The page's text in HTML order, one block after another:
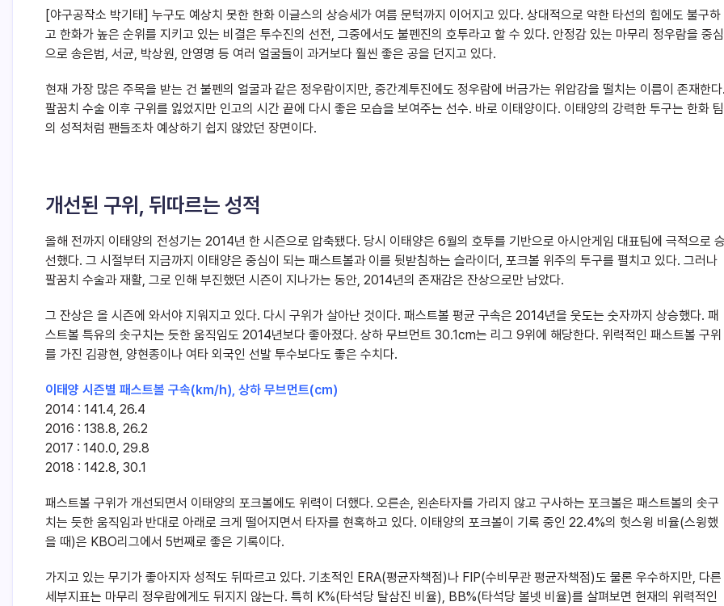
[야구공작소 박기태] 누구도 예상치 못한 한화 이글스의 상승세가 여름 문턱까지 이어지고 있다. 상대적으로 약한 타선의 힘에도 불구하
고 한화가 높은 순위를 지키고 있는 비결은 투수진의 선전, 그중에서도 불펜진의 호투라고 할 수 있다. 안정감 있는 마무리 정우람을 중심
으로 송은범, 서균, 박상원, 안영명 등 여러 얼굴들이 과거보다 훨씬 좋은 공을 던지고 있다.
현재 가장 많은 주목을 받는 건 불펜의 얼굴과 같은 정우람이지만, 중간계투진에도 정우람에 버금가는 위압감을 떨치는 이름이 존재한
팔꿈치 수술 이후 구위를 잃었지만 인고의 시간 끝에 다시 좋은 모습을 보여주는 선수. 바로 이태양이다. 이태양의 강력한 투구는 한화 팀
의 성적처럼 팬들조차 예상하기 쉽지 않았던 장면이다.
개선된 구위, 뒤따르는 성적
올해 전까지 이태양의 전성기는 2014년 한 시즌으로 압축됐다. 당시 이태양은 6월의 호투를 기반으로 아시안게임 대표팀에 극적으로
선했다. 그 시절부터 지금까지 이태양은 중심이 되는 패스트볼과 이를 뒷받침하는 슬라이더, 포크볼 위주의 투구를 펼치고 있다. 그러나
팔꿈치 수술과 재활, 그로 인해 부진했던 시즌이 지나가는 동안, 2014년의 존재감은 잔상으로만 남았다.
그 잔상은 올 시즌에 와서야 지워지고 있다. 다시 구위가 살아난 것이다. 패스트볼 평균 구속은 2014년을 웃도는 숫자까지 상승했다. 패
스트볼 특유의 솟구치는 듯한 움직임도 2014년보다 좋아졌다. 상하 무브먼트 30.1cm는 리그 9위에 해당한다. 위력적인 패스트볼 구위
를 가진 김광현, 양현종이나 여타 외국인 선발 투수보다도 좋은 수치다.
이태양 시즌별 패스트볼 구속(km/h), 상하 무브먼트(cm)
2014 : 141.4, 26.4
2016 : 138.8, 26.2
2017 : 140.0, 29.8
2018 : 142.8, 30.1
패스트볼 구위가 개선되면서 이태양의 포크볼에도 위력이 더했다. 오른손, 왼손타자를 가리지 않고 구사하는 포크볼은 패스트볼의 솟구
치는 듯한 움직임과 반대로 아래로 크게 떨어지면서 타자를 현혹하고 있다. 이태양의 포크볼이 기록 중인 22.4%의 헛스윙 비율(스윙했
을 때)은 KBO리그에서 5번째로 좋은 기록이다.
가지고 있는 무기가 좋아지자 성적도 뒤따르고 있다. 기초적인 ERA(평균자책점)나 FIP(수비무관 평균자책점)도 물론 우수하지만, 다른
세부지표는 마무리 정우람에게도 뒤지지 않는다. 특히 K%(타석당 탈삼진 비율), BB%(타석당 볼넷 비율)를 살펴보면 현재의 위력적인